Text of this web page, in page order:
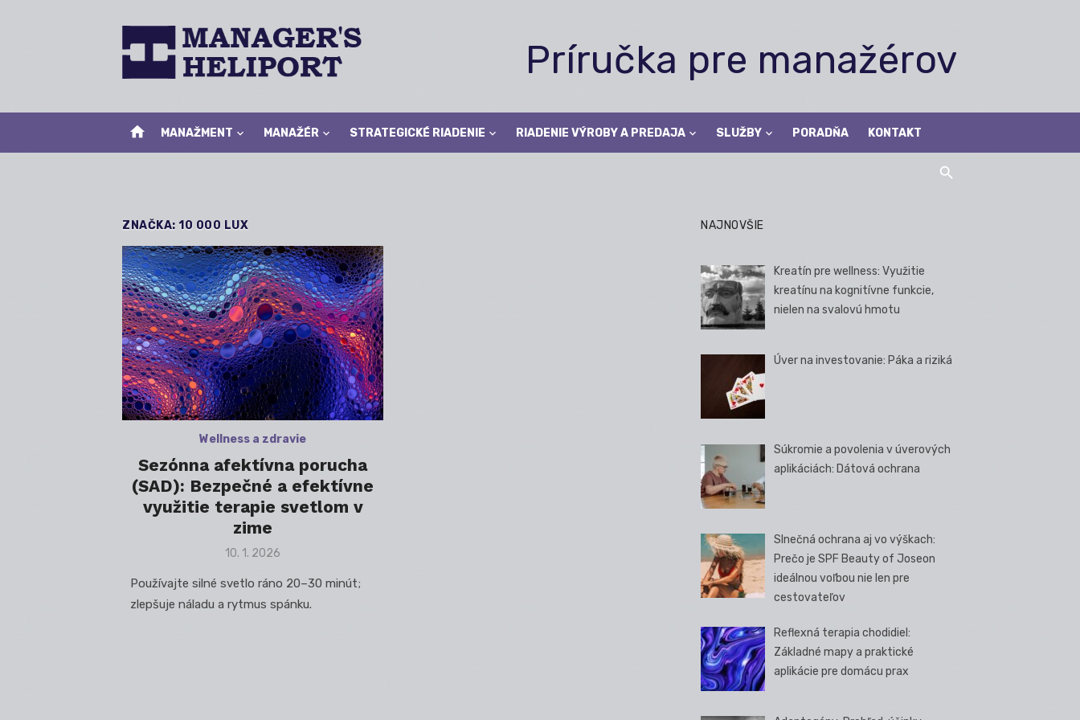
Príručka pre manažérov
home MANAŽMENT MANAŽÉR STRATEGICKÉ RIADENIE RIADENIE VÝROBY A PREDAJA SLUŽBY PORADŇA KONTAKT
ZNAČKA: 10 000 LUX
Wellness a zdravie
Sezónna afektívna porucha
(SAD): Bezpečné a efektívne
využitie terapie svetlom v
zime
Posted
10. 1. 2026
Používajte silné svetlo ráno 20–30 minút;
zlepšuje náladu a rytmus spánku.
NAJNOVŠIE
Kreatín pre wellness: Využitie
kreatínu na kognitívne funkcie,
nielen na svalovú hmotu
Úver na investovanie: Páka a riziká
Súkromie a povolenia v úverových
aplikáciách: Dátová ochrana
Slnečná ochrana aj vo výškach:
Prečo je SPF Beauty of Joseon
ideálnou voľbou nie len pre
cestovateľov
Reflexná terapia chodidiel:
Základné mapy a praktické
aplikácie pre domácu prax